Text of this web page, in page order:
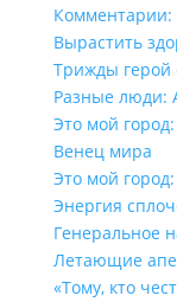
Комментарии:
Вырастить
Трижды герой
Разные люди:
Это мой
Венец мира
Это мой
Энергия
Генеральное
Летающие
«Тому, кто